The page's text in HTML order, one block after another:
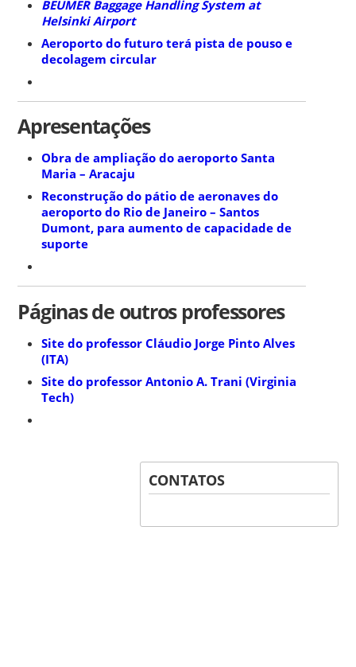
BEUMER Baggage Handling System at
Helsinki Airport
Aeroporto do futuro terá pista de pouso e
decolagem circular
Apresentações
Obra de ampliação do aeroporto Santa
Maria – Aracaju
Reconstrução do pátio de aeronaves do
aeroporto do Rio de Janeiro – Santos
Dumont, para aumento de capacidade de
suporte
Páginas de outros professores
Site do professor Cláudio Jorge Pinto Alves
(ITA)
Site do professor Antonio A. Trani (Virginia
Tech)
CONTATOS